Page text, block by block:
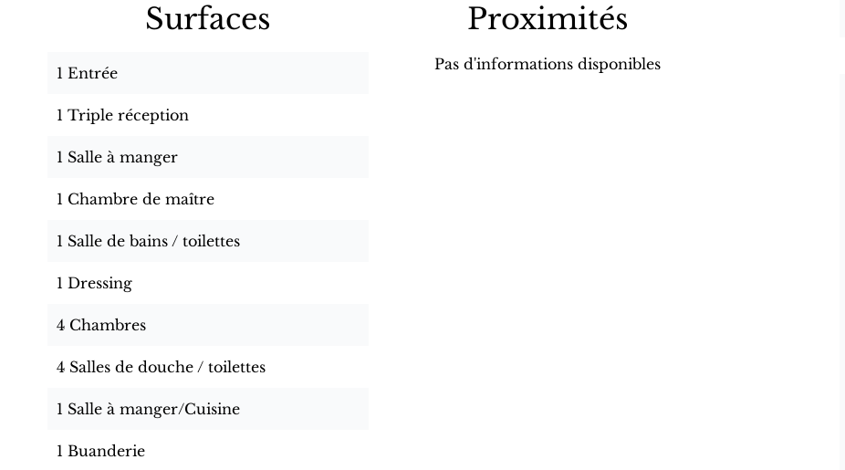
Surfaces
1 Entrée
1 Triple réception
1 Salle à manger
1 Chambre de maître
1 Salle de bains / toilettes
1 Dressing
4 Chambres
4 Salles de douche / toilettes
1 Salle à manger/Cuisine
1 Buanderie
Proximités
Pas d'informations disponibles